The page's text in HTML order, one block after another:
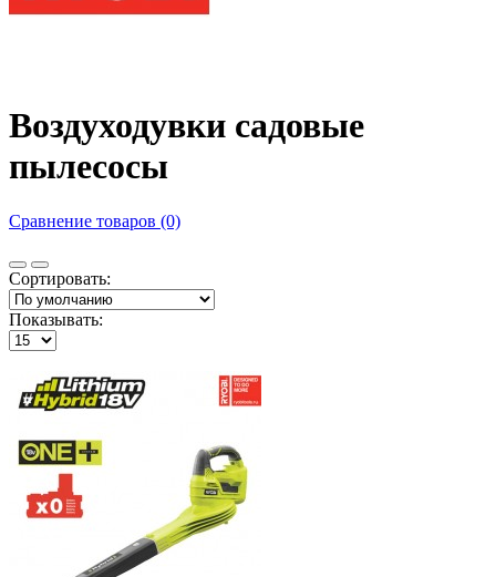
Воздуходувки садовые
пылесосы
Сравнение товаров (0)
Сортировать:
Показывать: